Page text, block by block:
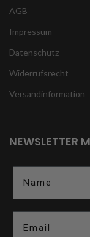
AGB
Impressum
Datenschutz
Widerrufsrecht
Versandinformation
NEWSLETTER